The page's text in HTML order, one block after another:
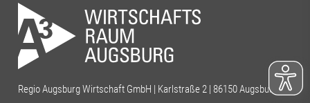
Regio Augsburg Wirtschaft GmbH | Karlstraße 2 | 86150 Augsburg